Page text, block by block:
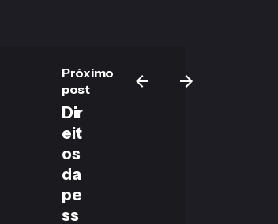
Próximo
post
Dir
eit
os
da
pe
ss